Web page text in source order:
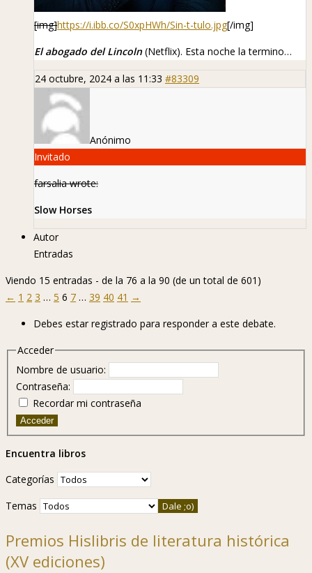
[img]https://i.ibb.co/S0xpHWh/Sin-t-tulo.jpg[/img]
El abogado del Lincoln (Netflix). Esta noche la termino…
24 octubre, 2024 a las 11:33 #83309
Anónimo
Invitado
farsalia wrote:
Slow Horses
Autor
Entradas
Viendo 15 entradas - de la 76 a la 90 (de un total de 601)
← 1 2 3 … 5 6 7 … 39 40 41 →
Debes estar registrado para responder a este debate.
Acceder
Nombre de usuario:
Contraseña:
Recordar mi contraseña
Acceder
Encuentra libros
Categorías
Temas
Premios Hislibris de literatura histórica
(XV ediciones)